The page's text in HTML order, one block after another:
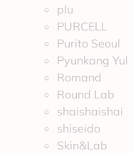
plu
PURCELL
Purito Seoul
Pyunkang Yul
Romand
Round Lab
shaishaishai
shiseido
Skin&Lab